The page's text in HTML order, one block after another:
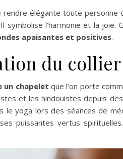
rendre élégante toute
symbolise l’harmonie et la
apaisantes et positives.
du collier
un chapelet que l’on porte
et les hindouistes depuis
le yoga lors des séances de
puissantes vertus